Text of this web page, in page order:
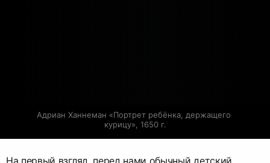
Адриан Ханнеман «Портрет ребёнка, держащего
курицу», 1650 г.